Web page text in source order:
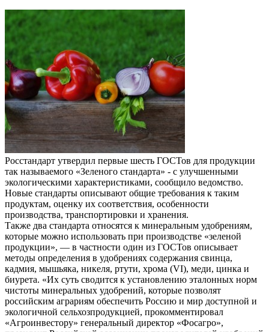
Росстандарт утвердил первые шесть ГОСТов для продукции
так называемого «Зеленого стандарта» - с улучшенными
экологическими характеристиками, сообщило ведомство.
Новые стандарты описывают общие требования к таким
продуктам, оценку их соответствия, особенности
производства, транспортировки и хранения.
Также два стандарта относятся к минеральным удобрениям,
которые можно использовать при производстве «зеленой
продукции», — в частности один из ГОСТов описывает
методы определения в удобрениях содержания свинца,
кадмия, мышьяка, никеля, ртути, хрома (VI), меди, цинка и
биурета. «Их суть сводится к установлению эталонных норм
чистоты минеральных удобрений, которые позволят
российским аграриям обеспечить Россию и мир доступной и
экологичной сельхозпродукцией, прокомментировал
«Агроинвестору» генеральный директор «Фосагро»,